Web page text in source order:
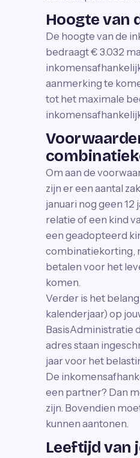
Hoogte van
De hoogte van de
bedraagt € 3.032
aanmerking te
tot het maximale
Om aan de
zijn er een aantal
januari nog geen 12
relatie of een kind
een geadopteerd
combinatiekorting,
betalen voor het
komen.
Verder is het
kalenderjaar) op
BasisAdministratie
adres staan
jaar voor het
De
een partner? Dan
zijn. Bovendien
kunnen aantonen.
Leeftijd van